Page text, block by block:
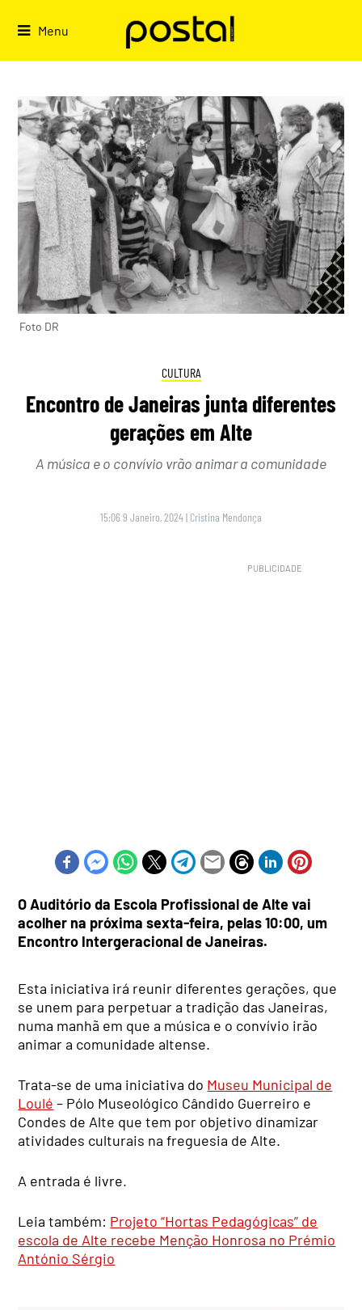
Menu
Foto DR
CULTURA
Encontro de Janeiras junta diferentes
gerações em Alte
A música e o convívio vrão animar a comunidade
15:06 9 Janeiro, 2024| Cristina Mendonça
O Auditório da Escola Profissional de Alte vai
acolher na próxima sexta-feira, pelas 10:00, um
Encontro Intergeracional de Janeiras.
Esta iniciativa irá reunir diferentes gerações, que
se unem para perpetuar a tradição das Janeiras,
numa manhã em que a música e o convívio irão
animar a comunidade altense.
Trata-se de uma iniciativa do Museu Municipal de
Loulé – Pólo Museológico Cândido Guerreiro e
Condes de Alte que tem por objetivo dinamizar
atividades culturais na freguesia de Alte.
A entrada é livre.
Leia também: Projeto “Hortas Pedagógicas” de
escola de Alte recebe Menção Honrosa no Prémio
António Sérgio